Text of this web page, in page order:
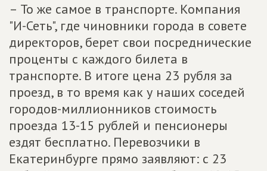
– То же самое в транспорте. Компания
"И-Сеть", где чиновники города в совете
директоров, берет свои посреднические
проценты с каждого билета в
транспорте. В итоге цена 23 рубля за
проезд, в то время как у наших соседей
городов-миллионников стоимость
проезда 13-15 рублей и пенсионеры
ездят бесплатно. Перевозчики в
Екатеринбурге прямо заявляют: с 23